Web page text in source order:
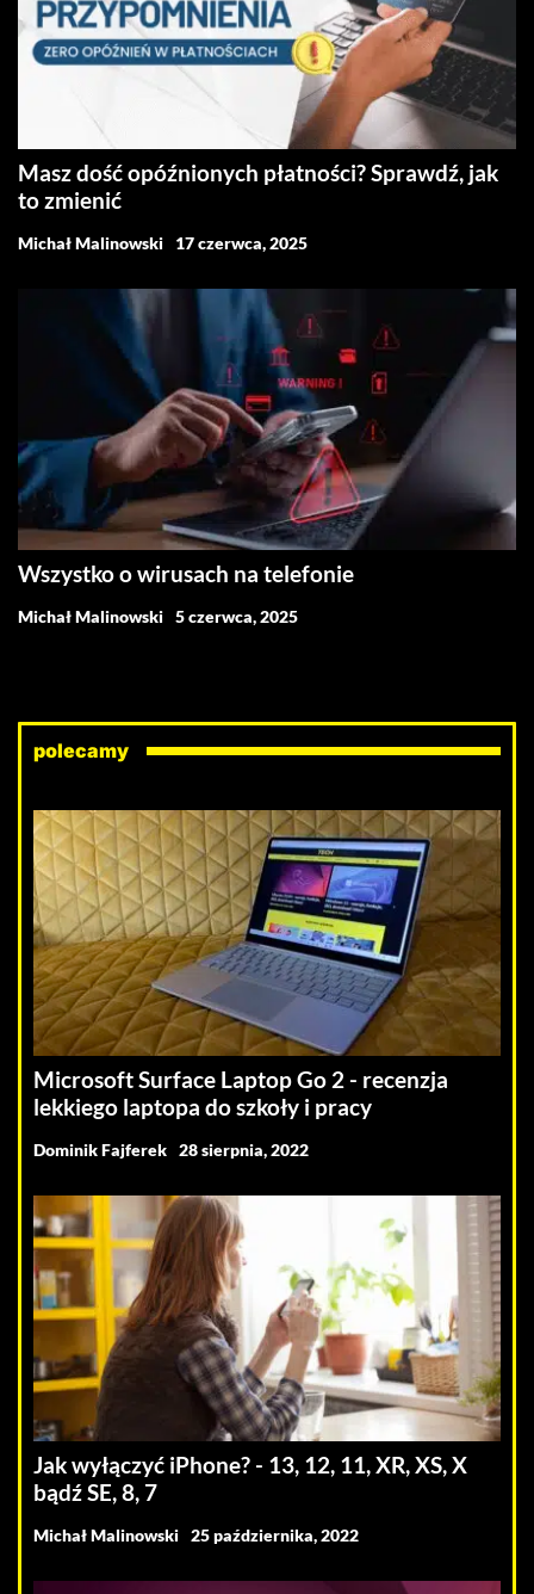
Masz dość opóźnionych płatności? Sprawdź, jak
to zmienić
Michał Malinowski 17 czerwca, 2025
Wszystko o wirusach na telefonie
Michał Malinowski 5 czerwca, 2025
polecamy
Microsoft Surface Laptop Go 2 - recenzja
lekkiego laptopa do szkoły i pracy
Dominik Fajferek 28 sierpnia, 2022
Jak wyłączyć iPhone? - 13, 12, 11, XR, XS, X
bądź SE, 8, 7
Michał Malinowski 25 października, 2022